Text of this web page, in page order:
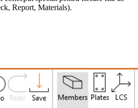
Report, Materials).